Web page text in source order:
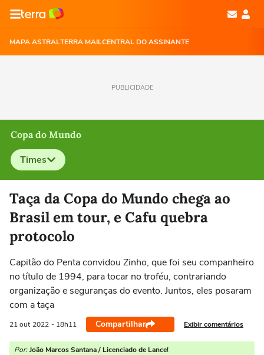
MAPA ASTRALTERRA MAILCENTRAL DO ASSINANTE
PUBLICIDADE
Copa do Mundo
Times
Selecione o time para ver as notícias
Taça da Copa do Mundo chega ao
Brasil em tour, e Cafu quebra
protocolo
Capitão do Penta convidou Zinho, que foi seu companheiro
no título de 1994, para tocar no troféu, contrariando
organização e seguranças do evento. Juntos, eles posaram
com a taça
21 out 2022 - 18h11 Compartilhar Exibir comentários
Por: João Marcos Santana / Licenciado de Lance!